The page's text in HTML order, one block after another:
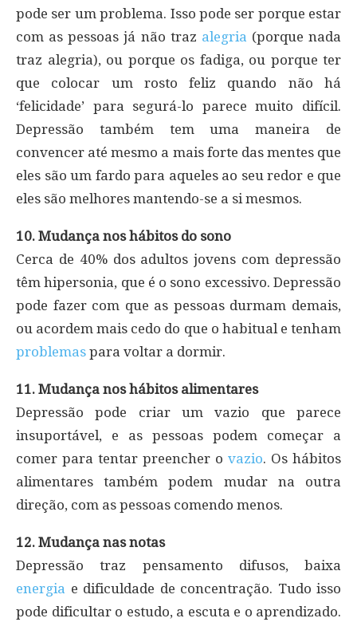
pode ser um problema. Isso pode ser porque estar
com as pessoas já não traz alegria (porque nada
traz alegria), ou porque os fadiga, ou porque ter
que colocar um rosto feliz quando não há
‘felicidade’ para segurá-lo parece muito difícil.
Depressão também tem uma maneira de
convencer até mesmo a mais forte das mentes que
eles são um fardo para aqueles ao seu redor e que
eles são melhores mantendo-se a si mesmos.
10. Mudança nos hábitos do sono
Cerca de 40% dos adultos jovens com depressão
têm hipersonia, que é o sono excessivo. Depressão
pode fazer com que as pessoas durmam demais,
ou acordem mais cedo do que o habitual e tenham
problemas para voltar a dormir.
11. Mudança nos hábitos alimentares
Depressão pode criar um vazio que parece
insuportável, e as pessoas podem começar a
comer para tentar preencher o vazio. Os hábitos
alimentares também podem mudar na outra
direção, com as pessoas comendo menos.
12. Mudança nas notas
Depressão traz pensamento difusos, baixa
energia e dificuldade de concentração. Tudo isso
pode dificultar o estudo, a escuta e o aprendizado.